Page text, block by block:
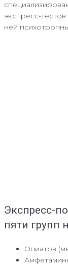
экспресс-
ней
Экспресс-
пяти групп
Опиатов